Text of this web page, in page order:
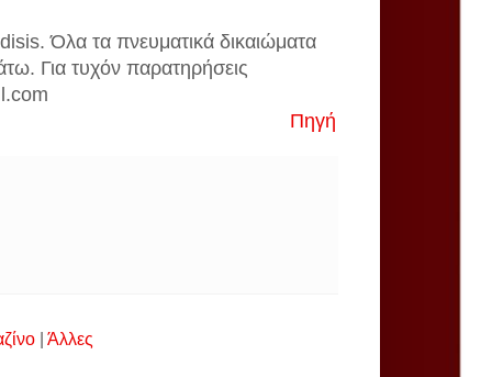
Όλα τα πνευματικά δικαιώματα
Για τυχόν παρατηρήσεις
Πηγή
Άλλες